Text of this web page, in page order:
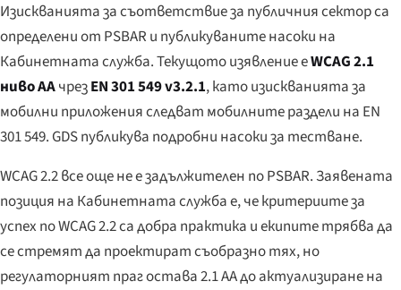
Изискванията за съответствие за публичния сектор са
определени от PSBAR и публикуваните насоки на
Кабинетната служба. Текущото изявление еWCAG 2.1
ниво AAчрезEN 301 549 v3.2.1, като изискванията за
мобилни приложения следват мобилните раздели на EN
301 549. GDS публикува подробни насоки за тестване.
WCAG 2.2 все още не е задължителен по PSBAR. Заявената
позиция на Кабинетната служба е, че критериите за
успех по WCAG 2.2 са добра практика и екипите трябва да
се стремят да проектират съобразно тях, но
регулаторният праг остава 2.1 AA до актуализиране на